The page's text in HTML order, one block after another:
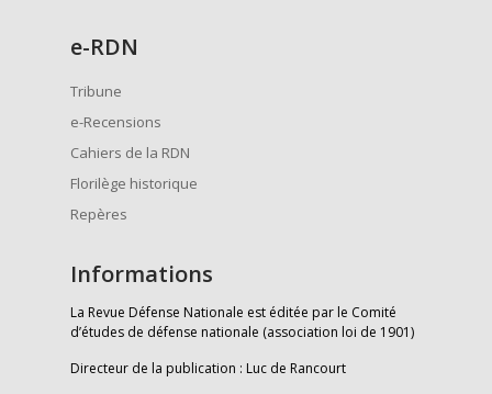
e-RDN
Tribune
e-Recensions
Cahiers de la RDN
Florilège historique
Repères
Informations
La Revue Défense Nationale est éditée par le Comité
d’études de défense nationale (association loi de 1901)
Directeur de la publication : Luc de Rancourt